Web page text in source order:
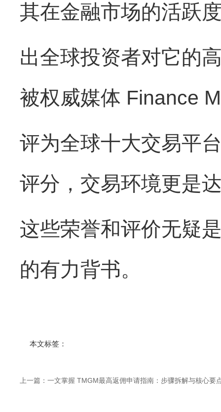
其在金融市场的活跃
出全球投资者对它的
被权威媒体 Finance
评为全球十大交易平
评分，交易环境更是
这些荣誉和评价无疑
的有力背书。
本文标签：
上一篇： 一文掌握 TMGM最高返佣申请指南：步骤拆解与核心要